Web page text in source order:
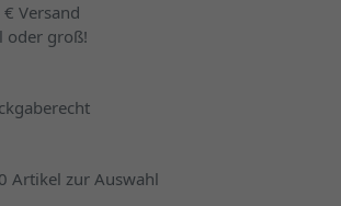
Versand
oder groß!
Artikel zur Auswahl